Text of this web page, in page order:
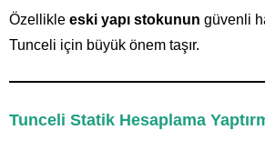
Özellikle eski yapı stokunun güvenli
Tunceli için büyük önem taşır.
Tunceli Statik Hesaplama